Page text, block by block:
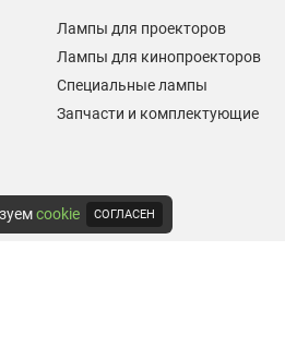
Лампы для проекторов
Лампы для кинопроекторов
Специальные лампы
Запчасти и комплектующие
cookie СОГЛАСЕН